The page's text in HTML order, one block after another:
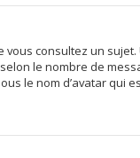
consultez un
le nombre de
le nom d’avatar